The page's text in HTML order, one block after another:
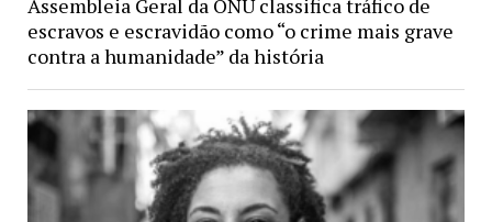
Assembleia Geral da ONU classifica tráfico de
escravos e escravidão como “o crime mais grave
contra a humanidade” da história